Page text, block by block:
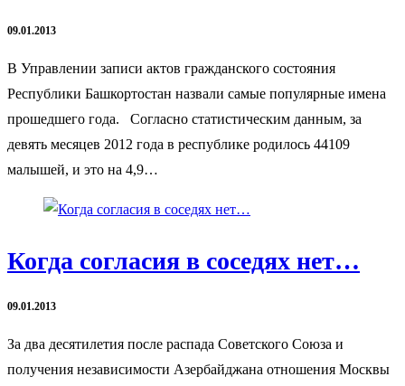
09.01.2013
В Управлении записи актов гражданского состояния
Республики Башкортостан назвали самые популярные имена
прошедшего года. Согласно статистическим данным, за
девять месяцев 2012 года в республике родилось 44109
малышей, и это на 4,9…
Когда согласия в соседях нет…
09.01.2013
За два десятилетия после распада Советского Союза и
получения независимости Азербайджана отношения Москвы